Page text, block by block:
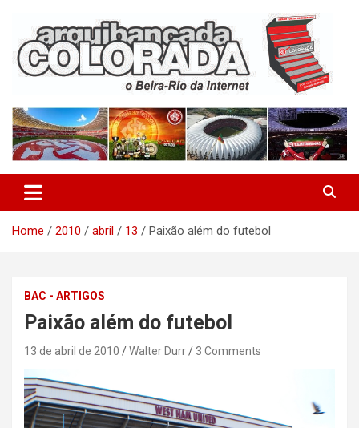
content
Arquibancada Colorada
Home 2010 abril 13 Paixão além do futebol
BAC - ARTIGOS
Paixão além do futebol
13 de abril de 2010 Walter Durr 3 Comments